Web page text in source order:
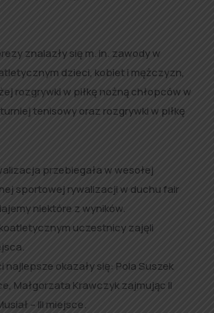
znalazły się m. in. zawody w
dzieci, kobiet i mężczyzn,
rozgrywki w piłkę nożną chłopców w
turniej tenisowy oraz rozgrywki w piłkę
przebiegała w wesołej
sportowej rywalizacji w duchu fair
niektóre z wyników.
uczestnicy zajęli
najlepsze okazały się: Pola Suszek
Małgorzata Krawczyk zajmując II
– III miejsce.